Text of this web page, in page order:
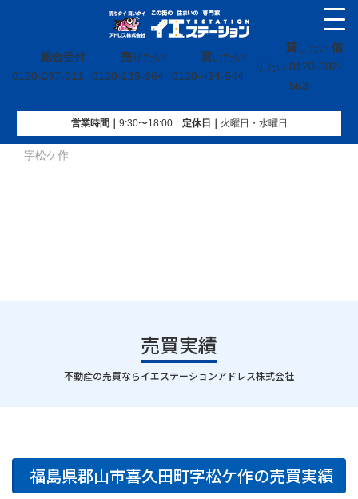
総合受付
0120-297-011
売りたい
0120-139-664
買いたい
0120-424-544
貸し たい 借
り たい 0120-302-
563
営業時間｜ 9:30〜18:00定休⽇｜ 火曜⽇・水曜⽇
イエステーション»売買実績»土地»福島県郡山市喜久田町
字松ケ作
売買実績
｜
不動産の売買ならイエステーションアドレス株式会社
福島県郡山市喜久田町字松ケ作の売買実績